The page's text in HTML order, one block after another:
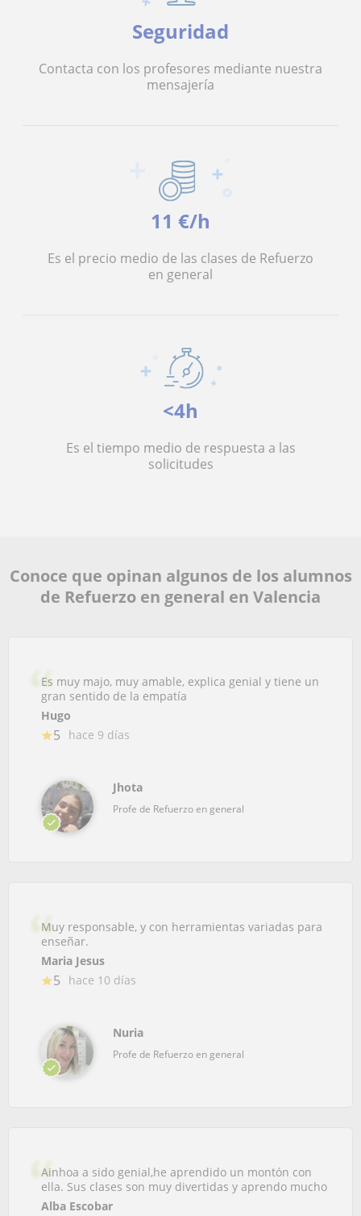
Seguridad
Contacta con los profesores mediante nuestra
mensajería
11 €/h
Es el precio medio de las clases de Refuerzo
en general
<4h
Es el tiempo medio de respuesta a las
solicitudes
Conoce que opinan algunos de los alumnos
de Refuerzo en general en Valencia
Es muy majo, muy amable, explica genial y tiene un
gran sentido de la empatía
Hugo
5 hace 9 días
Jhota
Profe de Refuerzo en general
Muy responsable, y con herramientas variadas para
enseñar.
Maria Jesus
5 hace 10 días
Nuria
Profe de Refuerzo en general
Ainhoa a sido genial,he aprendido un montón con
ella. Sus clases son muy divertidas y aprendo mucho
Alba Escobar